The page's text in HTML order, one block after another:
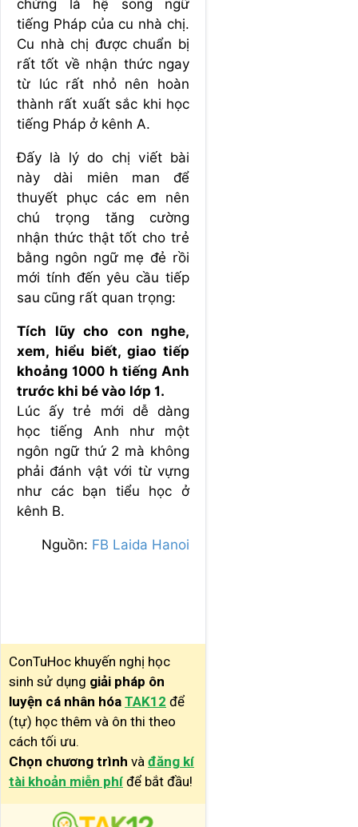
chứng là hệ song ngữ
tiếng Pháp của cu nhà chị.
Cu nhà chị được chuẩn bị
rất tốt về nhận thức ngay
từ lúc rất nhỏ nên hoàn
thành rất xuất sắc khi học
tiếng Pháp ở kênh A.
Đấy là lý do chị viết bài
này dài miên man để
thuyết phục các em nên
chú trọng tăng cường
nhận thức thật tốt cho trẻ
bằng ngôn ngữ mẹ đẻ rồi
mới tính đến yêu cầu tiếp
sau cũng rất quan trọng:
Tích lũy cho con nghe,
xem, hiểu biết, giao tiếp
khoảng 1000 h tiếng Anh
trước khi bé vào lớp 1.
Lúc ấy trẻ mới dễ dàng
học tiếng Anh như một
ngôn ngữ thứ 2 mà không
phải đánh vật với từ vựng
như các bạn tiểu học ở
kênh B.
Nguồn: FB Laida Hanoi
ConTuHoc khuyến nghị học
sinh sử dụng giải pháp ôn
luyện cá nhân hóa TAK12 để
(tự) học thêm và ôn thi theo
cách tối ưu.
Chọn chương trình và đăng kí
tài khoản miễn phí để bắt đầu!